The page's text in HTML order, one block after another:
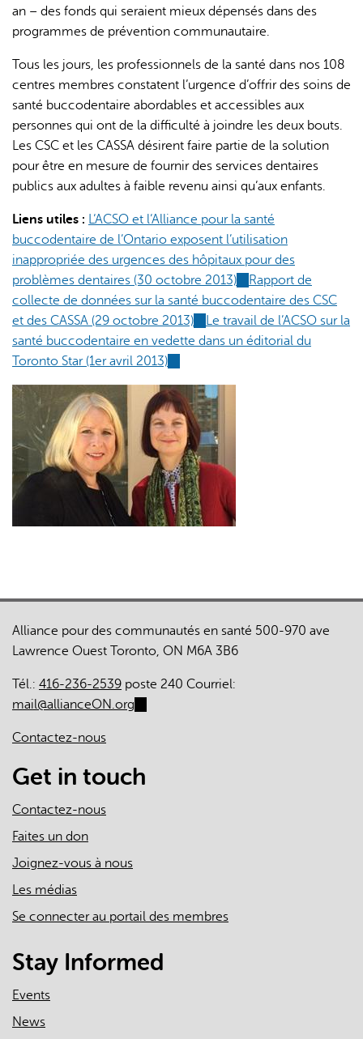
an – des fonds qui seraient mieux dépensés dans des
programmes de prévention communautaire.
Tous les jours, les professionnels de la santé dans nos 108
centres membres constatent l’urgence d’offrir des soins de
santé buccodentaire abordables et accessibles aux
personnes qui ont de la difficulté à joindre les deux bouts.
Les CSC et les CASSA désirent faire partie de la solution
pour être en mesure de fournir des services dentaires
publics aux adultes à faible revenu ainsi qu’aux enfants.
Liens utiles : L’ACSO et l’Alliance pour la santé
buccodentaire de l’Ontario exposent l’utilisation
inappropriée des urgences des hôpitaux pour des
problèmes dentaires (30 octobre 2013) (link
is
external)
Rapport de
collecte de données sur la santé buccodentaire des CSC
et des CASSA (29 octobre 2013) (link
is
Le travail de l’ACSO sur la
santé buccodentaire en vedette dans un éditorial du
Toronto Star (1er avril 2013)
is
external)
Alliance pour des communautés en santé 500-970 ave
Lawrence Ouest Toronto, ON M6A 3B6
Tél.: 416-236-2539 poste 240 Courriel:
mail@allianceON.org
mail)
Contactez-nous
Get in touch
Contactez-nous
Faites un don
Joignez-vous à nous
Les médias
Se connecter au portail des membres
Stay Informed
Events
News